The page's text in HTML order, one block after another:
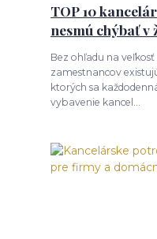
TOP 10
nesmú chýbať
Bez ohľadu na
zamestnancov
ktorých sa
vybavenie kancel...